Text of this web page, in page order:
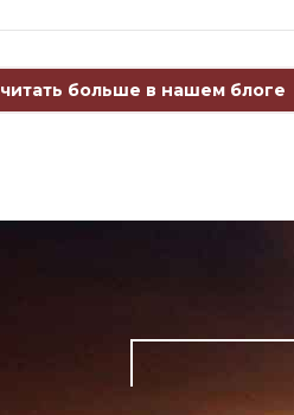
читать больше в нашем блоге